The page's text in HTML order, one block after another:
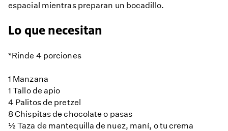
espacial mientras preparan un bocadillo.
Lo que necesitan
*Rinde 4 porciones
1 Manzana
1 Tallo de apio
4 Palitos de pretzel
8 Chispitas de chocolate o pasas
½ Taza de mantequilla de nuez, maní, o tu crema